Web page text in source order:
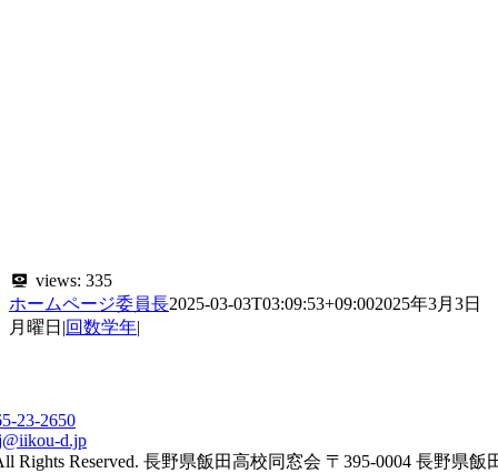
views: 335
ホームページ委員長2025-03-03T03:09:53+09:002025年3月3日
月曜日 |回数学年|
23-2650
d.jp
Rights Reserved. 長野県飯田高校同窓会 〒395-0004 長野県飯